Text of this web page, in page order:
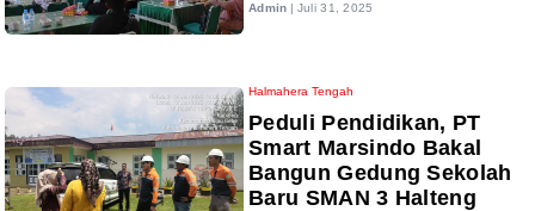
Admin | Juli 31, 2025
Halmahera Tengah
Peduli Pendidikan, PT
Smart Marsindo Bakal
Bangun Gedung Sekolah
Baru SMAN 3 Halteng